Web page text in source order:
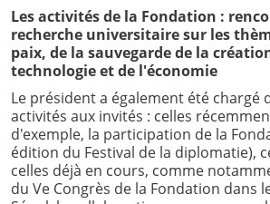
Les activités de la Fondation :
recherche universitaire sur les
paix, de la sauvegarde de la
technologie et de l'économie
Le président a également été chargé
activités aux invités : celles
d'exemple, la participation de la
édition du Festival de la diplomatie),
celles déjà en cours, comme
du Ve Congrès de la Fondation dans